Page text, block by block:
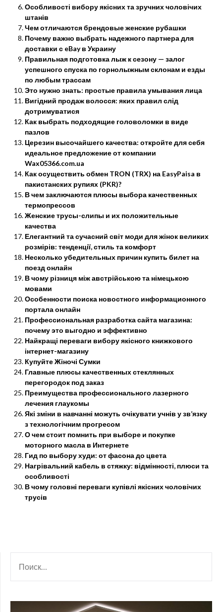
Особливості вибору якісних та зручних чоловічих
штанів
Чем отличаются брендовые женские рубашки
Почему важно выбрать надежного партнера для
доставки с eBay в Украину
Правильная подготовка лыж к сезону — залог
успешного спуска по горнолыжным склонам и езды
по любым трассам
Это нужно знать: простые правила умывания лица
Вигідний продаж волосся: яких правил слід
дотримуватися
Как выбрать подходящие головоломки в виде
пазлов
Церезин высочайшего качества: откройте для себя
идеальное предложение от компании
Wax05366.com.ua
Как осуществить обмен TRON (TRX) на EasyPaisa в
пакистанских рупиях (PKR)?
В чем заключаются плюсы выбора качественных
термопрессов
Женские трусы-слипы и их положительные
качества
Елегантний та сучасний світ моди для жінок великих
розмірів: тенденції, стиль та комфорт
Несколько убедительных причин купить билет на
поезд онлайн
В чому різниця між австрійською та німецькою
мовами
Особенности поиска новостного информационного
портала онлайн
Профессиональная разработка сайта магазина:
почему это выгодно и эффективно
Найкращі переваги вибору якісного книжкового
інтернет-магазину
Купуйте Жіночі Сумки
Главные плюсы качественных стеклянных
перегородок под заказ
Преимущества профессионального лазерного
лечения глаукомы
Які зміни в навчанні можуть очікувати учнів у зв’язку
з технологічним прогресом
О чем стоит помнить при выборе и покупке
моторного масла в Интернете
Гид по выбору худи: от фасона до цвета
Нагрівальний кабель в стяжку: відмінності, плюси та
особливості
В чому головні переваги купівлі якісних чоловічих
трусів